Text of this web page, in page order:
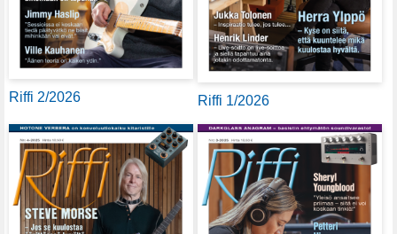
Riffi 2/2026 Riffi 1/2026